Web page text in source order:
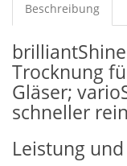
Beschreibung
Trocknung
Gläser;
schneller
Leistung